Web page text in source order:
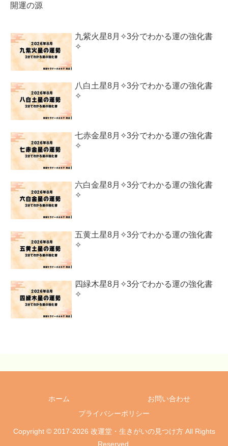
開運の源
九紫火星8月✧3分でわかる運の強化書
✧
八白土星8月✧3分でわかる運の強化書
✧
七赤金星8月✧3分でわかる運の強化書
✧
六白金星8月✧3分でわかる運の強化書
✧
五黄土星8月✧3分でわかる運の強化書
✧
四緑木星8月✧3分でわかる運の強化書
✧
ホーム
お問い合わせ
プライバシーポリシー
Copyright © 2017-2026 改運堂・生きがいの見つけ方 All Rights
Reserved.